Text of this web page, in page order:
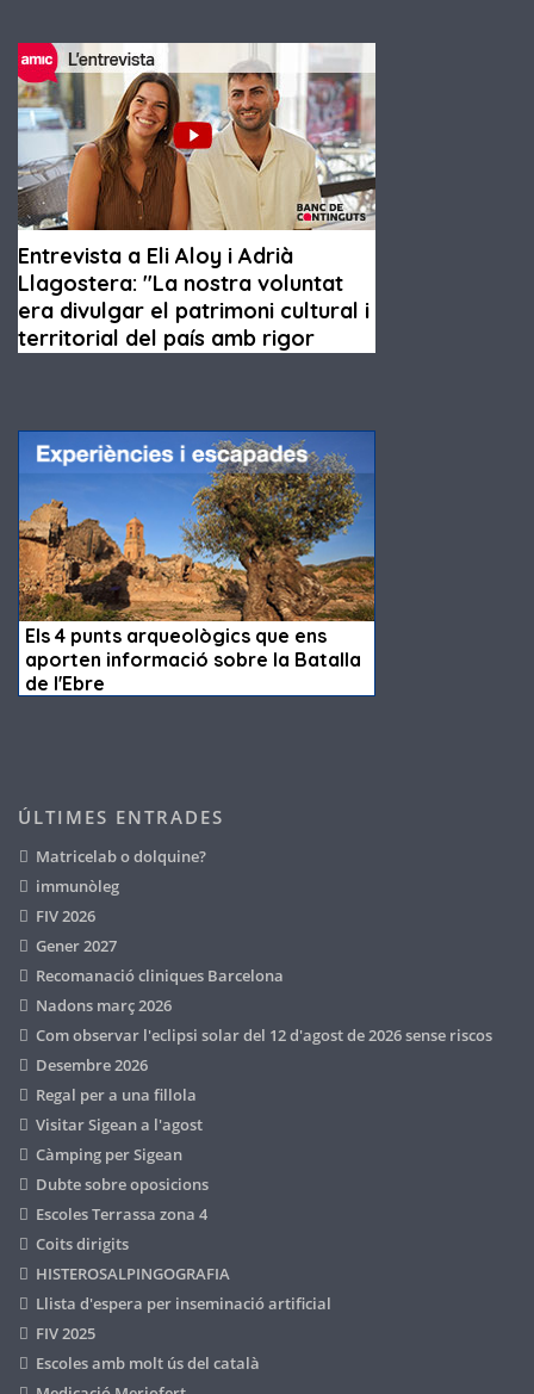
ÚLTIMES ENTRADES
Matricelab o dolquine?
immunòleg
FIV 2026
Gener 2027
Recomanació cliniques Barcelona
Nadons març 2026
Com observar l'eclipsi solar del 12 d'agost de 2026 sense riscos
Desembre 2026
Regal per a una fillola
Visitar Sigean a l'agost
Càmping per Sigean
Dubte sobre oposicions
Escoles Terrassa zona 4
Coits dirigits
HISTEROSALPINGOGRAFIA
Llista d'espera per inseminació artificial
FIV 2025
Escoles amb molt ús del català